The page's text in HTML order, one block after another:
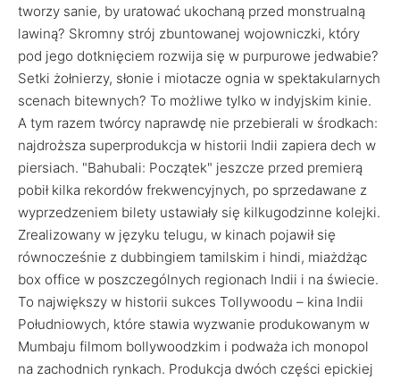
tworzy sanie, by uratować ukochaną przed monstrualną
lawiną? Skromny strój zbuntowanej wojowniczki, który
pod jego dotknięciem rozwija się w purpurowe jedwabie?
Setki żołnierzy, słonie i miotacze ognia w spektakularnych
scenach bitewnych? To możliwe tylko w indyjskim kinie.
A tym razem twórcy naprawdę nie przebierali w środkach:
najdroższa superprodukcja w historii Indii zapiera dech w
piersiach. "Bahubali: Początek" jeszcze przed premierą
pobił kilka rekordów frekwencyjnych, po sprzedawane z
wyprzedzeniem bilety ustawiały się kilkugodzinne kolejki.
Zrealizowany w języku telugu, w kinach pojawił się
równocześnie z dubbingiem tamilskim i hindi, miażdżąc
box office w poszczególnych regionach Indii i na świecie.
To największy w historii sukces Tollywoodu – kina Indii
Południowych, które stawia wyzwanie produkowanym w
Mumbaju filmom bollywoodzkim i podważa ich monopol
na zachodnich rynkach. Produkcja dwóch części epickiej